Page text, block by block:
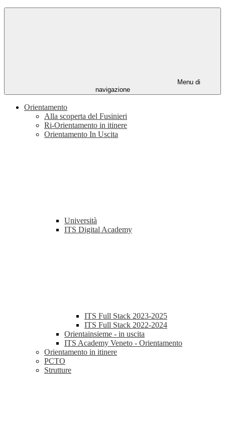
Menu di
navigazione
Orientamento
Alla scoperta del Fusinieri
Ri-Orientamento in itinere
Orientamento In Uscita
Università
ITS Digital Academy
ITS Full Stack 2023-2025
ITS Full Stack 2022-2024
Orientainsieme - in uscita
ITS Academy Veneto - Orientamento
Orientamento in itinere
PCTO
Strutture